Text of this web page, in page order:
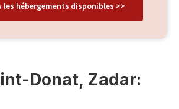
les hébergements disponibles >>
Donat, Zadar: